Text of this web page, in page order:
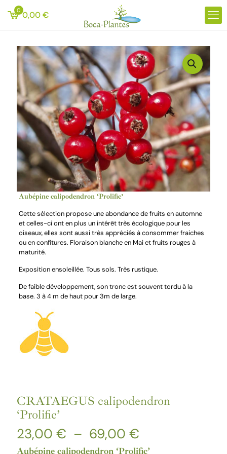
0 0,00€
Aubépine calipodendron ‘Prolific’
Cette sélection propose une abondance de fruits en automne
et celles-ci ont en plus un intérêt très écologique pour les
oiseaux, elles sont aussi très appréciés à consommer fraiches
ou en confitures. Floraison blanche en Mai et fruits rouges à
maturité.
Exposition ensoleillée. Tous sols. Très rustique.
De faible développement, son tronc est souvent tordu à la
base. 3 à 4 m de haut pour 3m de large.
CRATAEGUS calipodendron
‘Prolific’
23,00 € – 69,00 €
Aubépine calipodendron ‘Prolific’